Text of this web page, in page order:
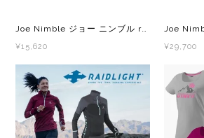
Joe Nimble ジョー ニンブル recoverToes Deep Water メンズ レディース リカバリーサンダル
¥15,620 ¥29,700